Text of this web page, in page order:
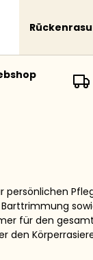
persönlichen
für den
den